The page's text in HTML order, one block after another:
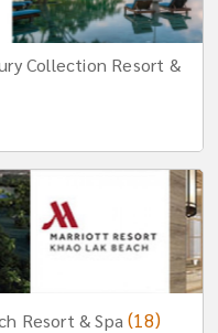
Collection Resort &
Resort & Spa(18)